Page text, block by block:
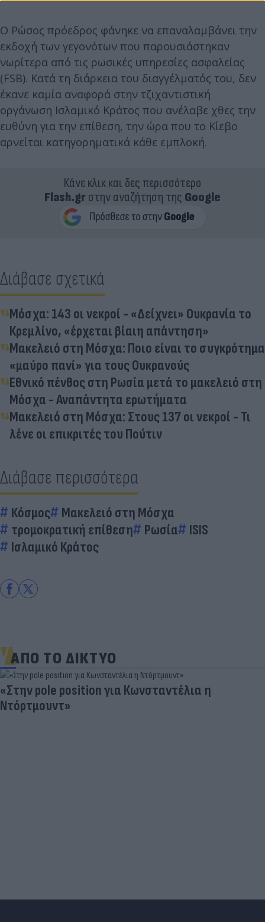
Ο Ρώσος πρόεδρος φάνηκε να επαναλαμβάνει την
εκδοχή των γεγονότων που παρουσιάστηκαν
νωρίτερα από τις ρωσικές υπηρεσίες ασφαλείας
(FSB). Κατά τη διάρκεια του διαγγέλματός του, δεν
έκανε καμία αναφορά στην τζιχαντιστική
οργάνωση Ισλαμικό Κράτος που ανέλαβε χθες την
ευθύνη για την επίθεση, την ώρα που το Κίεβο
αρνείται κατηγορηματικά κάθε εμπλοκή.
Κάνε κλικ και δες περισσότερο
Flash.grστην αναζήτηση της Google
Διάβασε σχετικά
Μόσχα: 143 οι νεκροί - «Δείχνει» Ουκρανία το
Κρεμλίνο, «έρχεται βίαιη απάντηση»
Μακελειό στη Μόσχα: Ποιο είναι το συγκρότημα
«μαύρο πανί» για τους Ουκρανούς
Εθνικό πένθος στη Ρωσία μετά το μακελειό στη
Μόσχα - Αναπάντητα ερωτήματα
Μακελειό στη Μόσχα: Στους 137 οι νεκροί - Τι
λένε οι επικριτές του Πούτιν
Διάβασε περισσότερα
Κόσμος
Μακελειό στη Μόσχα
τρομοκρατική επίθεση
Ρωσία
ISIS
Ισλαμικό Κράτος
ΑΠΟ ΤΟ ΔΙΚΤΥΟ
«Στην pole position για Κωνσταντέλια η
Ντόρτμουντ»